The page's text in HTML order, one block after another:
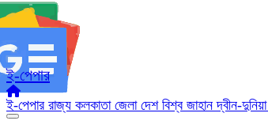
ই-পেপার
ই-পেপার রাজ্য কলকাতা জেলা দেশ বিশ্ব জাহানদ্বীন-দুনিয়া